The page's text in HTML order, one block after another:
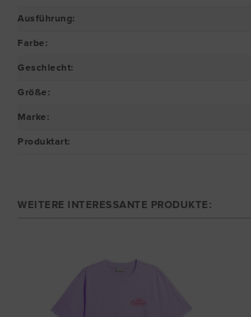
Ausführung:
Farbe :
Geschlecht:
Größe :
Marke :
Produktart:
WEITERE INTERESSANTE PRODUKTE: